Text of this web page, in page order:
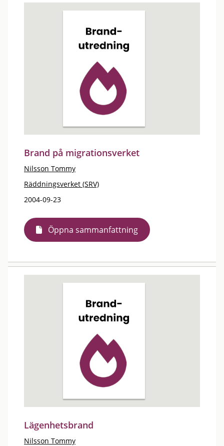
Brand på migrationsverket
Nilsson Tommy
Räddningsverket (SRV)
2004-09-23
Öppna sammanfattning
Lägenhetsbrand
Nilsson Tommy